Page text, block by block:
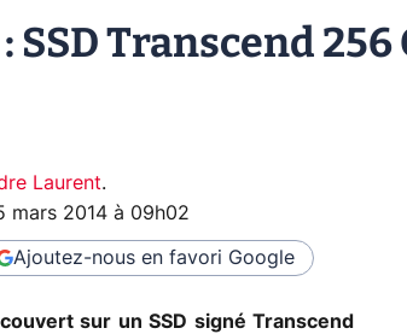
SSD Transcend
Laurent.
mars 2014 à 09h02
Ajoutez-nous en favori Google
sur un SSD signé Transcend